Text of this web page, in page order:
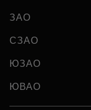
ЗАО
СЗАО
ЮЗАО
ЮВАО